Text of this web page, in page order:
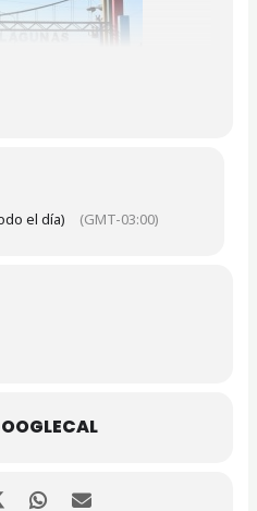
el día) (GMT-03:00)